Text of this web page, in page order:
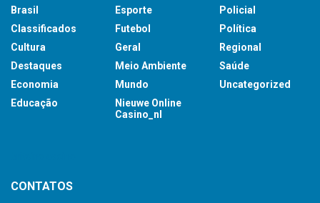
Brasil
Classificados
Cultura
Destaques
Economia
Educação
Esporte
Futebol
Geral
Meio Ambiente
Mundo
Nieuwe Online
Casino_nl
Policial
Política
Regional
Saúde
Uncategorized
CONTATOS